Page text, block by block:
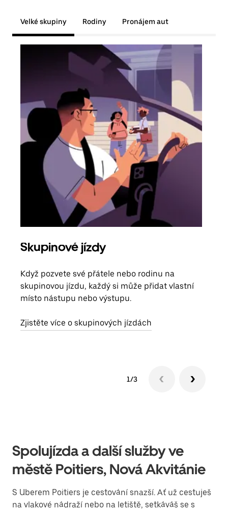
Velké skupiny Rodiny Pronájem aut
Skupinové jízdy
Když pozvete své přátele nebo rodinu na
skupinovou jízdu, každý si může přidat vlastní
místo nástupu nebo výstupu.
Zjistěte více o skupinových jízdách
1/3
Spolujízda a další služby ve
městě Poitiers, Nová Akvitánie
S Uberem Poitiers je cestování snazší. Ať už cestuješ
na vlakové nádraží nebo na letiště, setkáváš se s